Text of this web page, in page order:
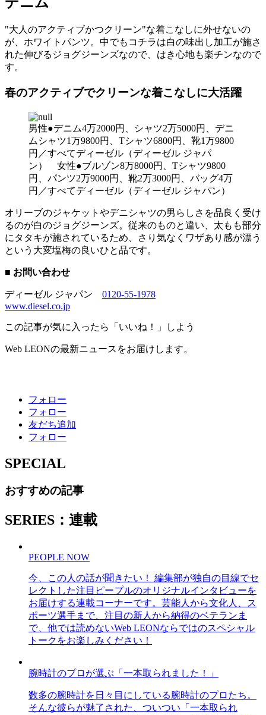
"大人のアクティブかつクリーン"な着こなしに外せないの
が、ホワイトパンツ。中でもコチラは白の味出し加工が施さ
れた伸びるジョグジーンズなので、はき心地も楽チンなので
す。
春のアクティブでクリーンな着こなしに大活躍
男性●デニム4万2000円、シャツ2万5000円、デニ
ムシャツ1万9800円、Tシャツ6800円、靴1万9800
円／すべてディーゼル（ディーゼル ジャパ
ン） 女性●ブルゾン8万8000円、Tシャツ9800
円、パンツ2万9000円、靴2万3000円、バッグ4万
円／すべてディーゼル（ディーゼル ジャパン）
オリーブのジャケットやデニシャツの男らしさを品良く受け
るのが白のジョグジーンズ。従来のものと違い、太もも部分
にタタキが施されているため、さり気なくワザあり感が漂う
という大変塩梅の良いひと品です。
■ お問い合わせ
ディーゼル ジャパン 0120-55-1978
www.diesel.co.jp
この記事が気に入ったら「いいね！」しよう
Web LEONの最新ニュースをお届けします。
フォロー
フォロー
友だち追加
フォロー
SPECIAL
おすすめの記事
SERIES：連載
PEOPLE NOW
今、この人の話が聞きたい！ 編集部が独自の目線でセ
レクトした注目ピープルのオリジナルインタビューを
お届けする連載コーナーです。芸能人から文化人、ス
ポーツ選手まで、注目の新人から納得のベテランま
で、他では読めないWeb LEONならではのスペシャル
トークをお楽しみください！
腕時計のプロが選ぶ「一本取られました！」
数多の腕時計を日々目にしている腕時計のプロたち。
そんな彼らが魅了された、ついつい「一本取られ